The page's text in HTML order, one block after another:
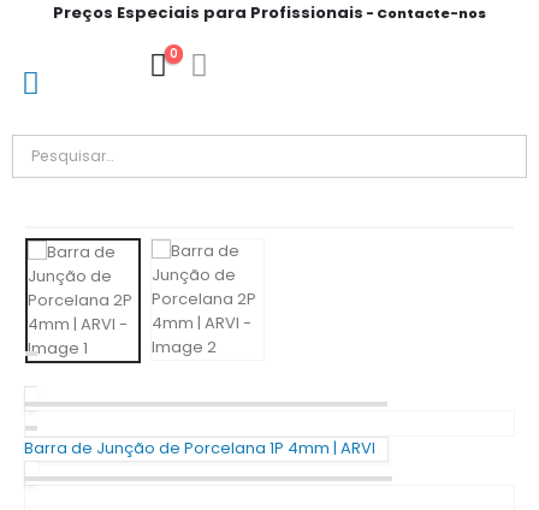
Preços Especiais para Profissionais - Contacte-nos
0
Barra de Junção de Porcelana 1P 4mm | ARVI